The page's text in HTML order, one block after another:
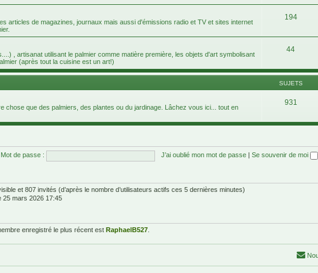
articles de magazines, journaux mais aussi d'émissions radio et TV et sites internet
194
, artisanat utilisant le palmier comme matière première, les objets d'art symbolisant
(après tout la cuisine est un art!)
44
SUJETS
chose que des palmiers, des plantes ou du jardinage. Lâchez vous ici... tout en
931
Mot de passe : J’ai oublié mon mot de passe Se souvenir de moi
et 807 invités (d’après le nombre d’utilisateurs actifs ces 5 dernières minutes)
25 mars 2026 17:45
enregistré le plus récent est RaphaelB527